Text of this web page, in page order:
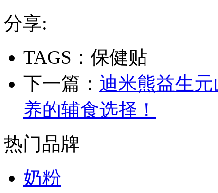
分享:
TAGS：保健贴
下一篇： 迪米熊益生
养的辅食选择！
热门品牌
奶粉